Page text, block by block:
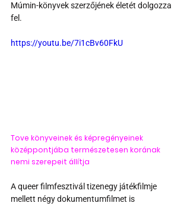
Múmin-könyvek szerzőjének életét dolgozza
fel.
https://youtu.be/7i1cBv60FkU
Tove könyveinek és képregényeinek
középpontjába természetesen korának
nemi szerepeit állítja
A queer filmfesztivál tizenegy játékfilmje
mellett négy dokumentumfilmet is